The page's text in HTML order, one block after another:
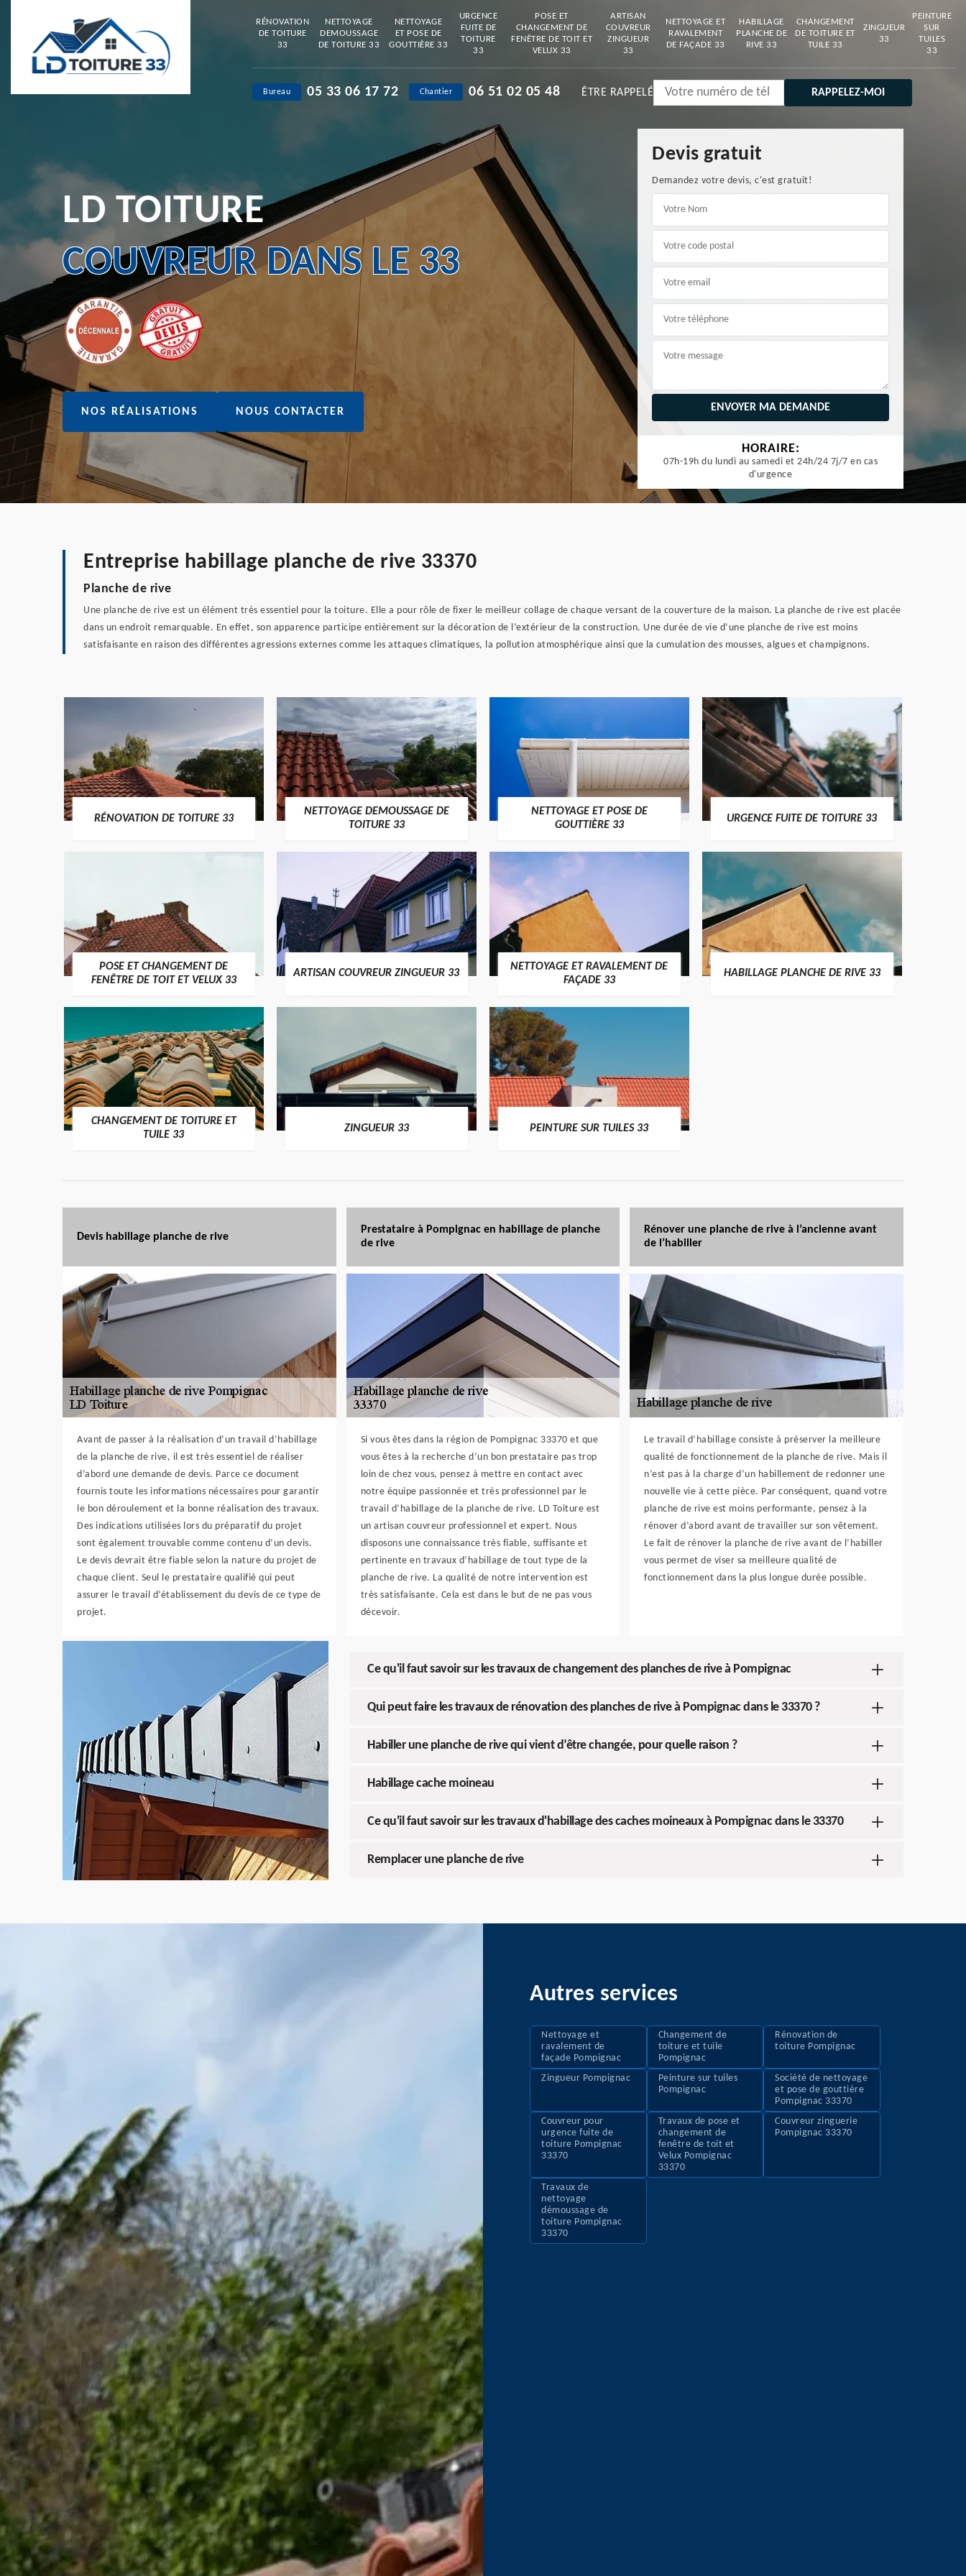
RÉNOVATION
DE TOITURE
33
NETTOYAGE
DEMOUSSAGE
DE TOITURE 33
NETTOYAGE
ET POSE DE
GOUTTIÈRE 33
URGENCE
FUITE DE
TOITURE
33
POSE ET
CHANGEMENT DE
FENÊTRE DE TOIT ET
VELUX 33
ARTISAN
COUVREUR
ZINGUEUR
33
NETTOYAGE ET
RAVALEMENT
DE FAÇADE 33
HABILLAGE
PLANCHE DE
RIVE 33
CHANGEMENT
DE TOITURE ET
TUILE 33
ZINGUEUR
33
PEINTURE
SUR
TUILES
33
Bureau 05 33 06 17 72 Chantier 06 51 02 05 48 ÊTRE RAPPELÉ
LD TOITURE
COUVREUR DANS LE 33
NOS RÉALISATIONS NOUS CONTACTER
Devis gratuit
Demandez votre devis, c'est gratuit!
HORAIRE:
07h-19h du lundi au samedi et 24h/24 7j/7 en cas
d'urgence
Entreprise habillage planche de rive 33370
Planche de rive
Une planche de rive est un élément très essentiel pour la toiture. Elle a pour rôle de fixer le meilleur collage de chaque versant de la couverture de la maison. La planche de rive est placée
dans un endroit remarquable. En effet, son apparence participe entièrement sur la décoration de l’extérieur de la construction. Une durée de vie d’une planche de rive est moins
satisfaisante en raison des différentes agressions externes comme les attaques climatiques, la pollution atmosphérique ainsi que la cumulation des mousses, algues et champignons.
RÉNOVATION DE TOITURE 33
NETTOYAGE DEMOUSSAGE DE
TOITURE 33
NETTOYAGE ET POSE DE
GOUTTIÈRE 33
URGENCE FUITE DE TOITURE 33
POSE ET CHANGEMENT DE
FENÊTRE DE TOIT ET VELUX 33
ARTISAN COUVREUR ZINGUEUR 33
NETTOYAGE ET RAVALEMENT DE
FAÇADE 33
HABILLAGE PLANCHE DE RIVE 33
CHANGEMENT DE TOITURE ET
TUILE 33
ZINGUEUR 33 PEINTURE SUR TUILES 33
Devis habillage planche de rive
Avant de passer à la réalisation d’un travail d’habillage
de la planche de rive, il est très essentiel de réaliser
d’abord une demande de devis. Parce ce document
fournis toute les informations nécessaires pour garantir
le bon déroulement et la bonne réalisation des travaux.
Des indications utilisées lors du préparatif du projet
sont également trouvable comme contenu d’un devis.
Le devis devrait être fiable selon la nature du projet de
chaque client. Seul le prestataire qualifié qui peut
assurer le travail d’établissement du devis de ce type de
projet.
Prestataire à Pompignac en habillage de planche
de rive
Si vous êtes dans la région de Pompignac 33370 et que
vous êtes à la recherche d’un bon prestataire pas trop
loin de chez vous, pensez à mettre en contact avec
notre équipe passionnée et très professionnel par le
travail d’habillage de la planche de rive. LD Toiture est
un artisan couvreur professionnel et expert. Nous
disposons une connaissance très fiable, suffisante et
pertinente en travaux d’habillage de tout type de la
planche de rive. La qualité de notre intervention est
très satisfaisante. Cela est dans le but de ne pas vous
décevoir.
Rénover une planche de rive à l’ancienne avant
de l’habiller
Le travail d’habillage consiste à préserver la meilleure
qualité de fonctionnement de la planche de rive. Mais il
n’est pas à la charge d’un habillement de redonner une
nouvelle vie à cette pièce. Par conséquent, quand votre
planche de rive est moins performante, pensez à la
rénover d’abord avant de travailler sur son vêtement.
Le fait de rénover la planche de rive avant de l’habiller
vous permet de viser sa meilleure qualité de
fonctionnement dans la plus longue durée possible.
Ce qu'il faut savoir sur les travaux de changement des planches de rive à Pompignac
Qui peut faire les travaux de rénovation des planches de rive à Pompignac dans le 33370 ?
Habiller une planche de rive qui vient d’être changée, pour quelle raison ?
Habillage cache moineau
Ce qu'il faut savoir sur les travaux d'habillage des caches moineaux à Pompignac dans le 33370
Remplacer une planche de rive
Autres services
Nettoyage et
ravalement de
façade Pompignac
Changement de
toiture et tuile
Pompignac
Rénovation de
toiture Pompignac
Zingueur Pompignac
Peinture sur tuiles
Pompignac
Société de nettoyage
et pose de gouttière
Pompignac 33370
Couvreur pour
urgence fuite de
toiture Pompignac
33370
Travaux de pose et
changement de
fenêtre de toit et
Velux Pompignac
33370
Couvreur zinguerie
Pompignac 33370
Travaux de
nettoyage
démoussage de
toiture Pompignac
33370